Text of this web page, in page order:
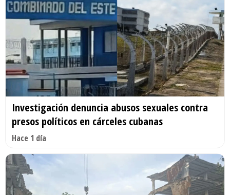
Investigación denuncia abusos sexuales contra
presos políticos en cárceles cubanas
Hace 1 día